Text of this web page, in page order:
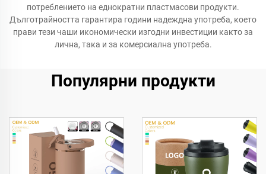
потреблението на еднократни пластмасови продукти.
Дълготрайността гарантира години надеждна употреба, което
прави тези чаши икономически изгодни инвестиции както за
лична, така и за комерсиална употреба.
Популярни продукти